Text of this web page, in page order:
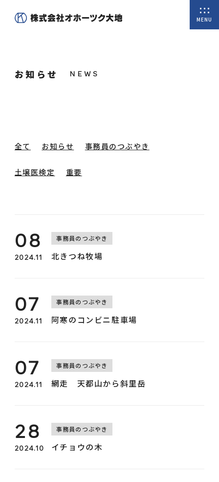
MENU
私たちについて
取扱商品
会社概要
採用情報
新規会員登録
お知らせ
全て お知らせ 事務員のつぶやき
土壌医検定 重要
08
2024.11
事務員のつぶやき
北きつね牧場
07
2024.11
事務員のつぶやき
阿寒のコンビニ駐車場
07
2024.11
事務員のつぶやき
網走 天都山から斜里岳
28
2024.10
事務員のつぶやき
イチョウの木